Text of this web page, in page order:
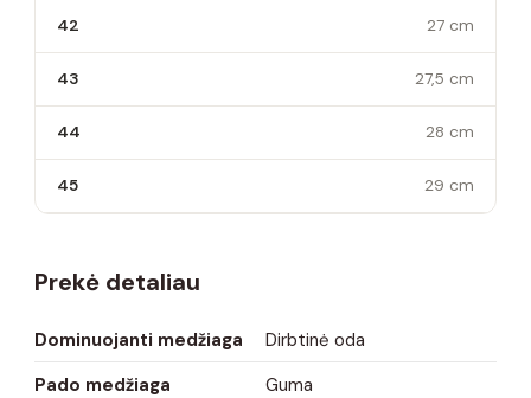
42 27 cm
43 27,5 cm
44 28 cm
45 29 cm
Prekė detaliau
Dominuojanti medžiaga
Dirbtinė oda
Pado medžiaga
Guma